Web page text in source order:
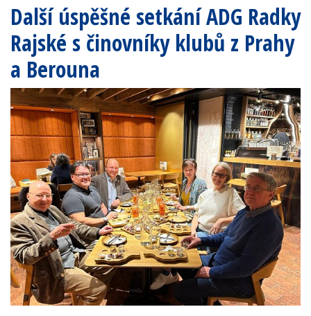
Další úspěšné setkání ADG Radky
Rajské s činovníky klubů z Prahy
a Berouna